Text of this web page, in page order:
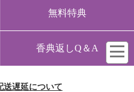
無料特典
香典返しQ＆A
送遅延について